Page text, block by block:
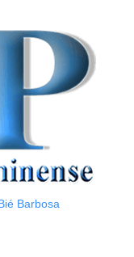
Barbosa